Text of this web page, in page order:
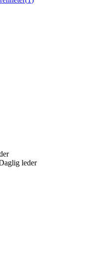
leder